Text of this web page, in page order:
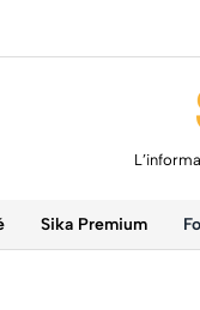
Sika Premium